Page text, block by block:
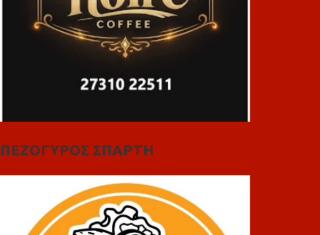
ΠΕΖΟΓΥΡΟΣ ΣΠΑΡΤΗ